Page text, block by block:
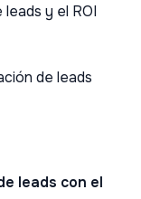
y el ROI
de leads
leads con el